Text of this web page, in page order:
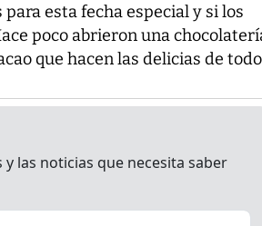
esta fecha especial y si los
poco abrieron una
que hacen las delicias de